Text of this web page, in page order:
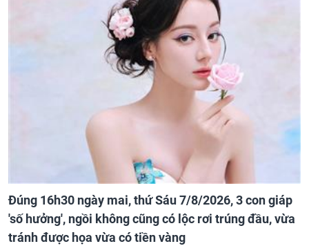
Đúng 16h30 ngày mai, thứ Sáu 7/8/2026, 3 con giáp
'số hưởng', ngồi không cũng có lộc rơi trúng đầu, vừa
tránh được họa vừa có tiền vàng